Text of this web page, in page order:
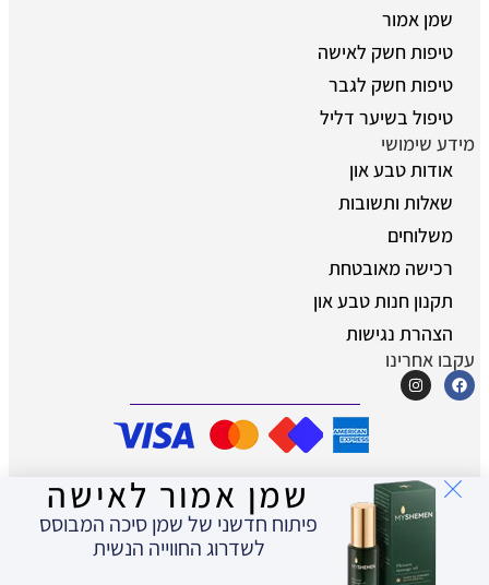
שמן אמור
טיפות חשק לאישה
טיפות חשק לגבר
טיפול בשיער דליל
מידע שימושי
אודות טבע און
שאלות ותשובות
משלוחים
רכישה מאובטחת
תקנון חנות טבע און
הצהרת נגישות
עקבו אחרינו
© כל הזכויות שמורות לטבע און - מוצרים
טבעיים לאיכות חיים
שמן אמור לאישה
פיתוח חדשני של שמן סיכה המבוסס
לשדרוג החווייה הנשית